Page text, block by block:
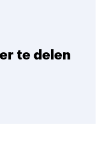
te delen